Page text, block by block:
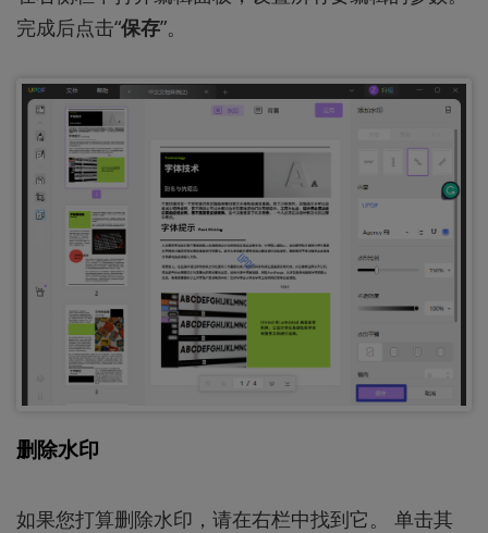
完成后点击“保存”。
删除水印
如果您打算删除水印，请在右栏中找到它。 单击其